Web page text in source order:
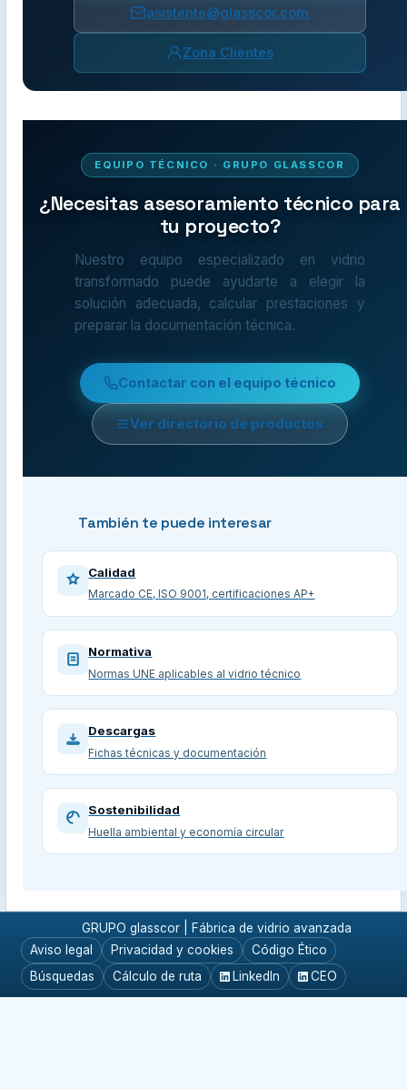
asistente@glasscor.com
Zona Clientes
EQUIPO TÉCNICO · GRUPO GLASSCOR
¿Necesitas asesoramiento técnico para
tu proyecto?
Nuestro equipo especializado en vidrio
transformado puede ayudarte a elegir la
solución adecuada, calcular prestaciones y
preparar la documentación técnica.
Contactar con el equipo técnico
Ver directorio de productos
También te puede interesar
Calidad
Marcado CE, ISO 9001, certificaciones AP+
Normativa
Normas UNE aplicables al vidrio técnico
Descargas
Fichas técnicas y documentación
Sostenibilidad
Huella ambiental y economía circular
GRUPO glasscor | Fábrica de vidrio avanzada
Aviso legal
Privacidad y cookies
Código Ético
Búsquedas
Cálculo de ruta LinkedIn CEO